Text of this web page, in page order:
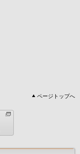
ページトップへ